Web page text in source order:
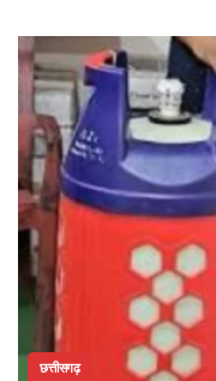
छत्तीसगढ़